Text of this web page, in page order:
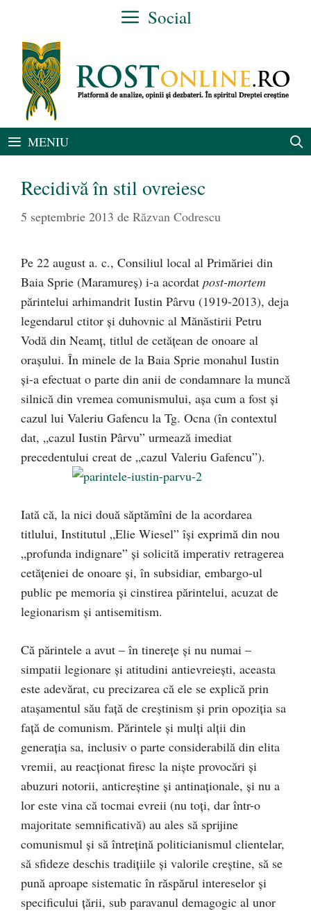
conținut
Social
MENIU
Recidivă în stil ovreiesc
5 septembrie 2013 de Răzvan Codrescu
Pe 22 august a. c., Consiliul local al Primăriei din
Baia Sprie (Maramureş) i-a acordat post-mortem
părintelui arhimandrit Iustin Pârvu (1919-2013), deja
legendarul ctitor şi duhovnic al Mănăstirii Petru
Vodă din Neamţ, titlul de cetăţean de onoare al
oraşului. În minele de la Baia Sprie monahul Iustin
şi-a efectuat o parte din anii de condamnare la muncă
silnică din vremea comunismului, aşa cum a fost şi
cazul lui Valeriu Gafencu la Tg. Ocna (în contextul
dat, „cazul Iustin Pârvu” urmează imediat
precedentului creat de „cazul Valeriu Gafencu”).
Iată că, la nici două săptămîni de la acordarea
titlului, Institutul „Elie Wiesel” îşi exprimă din nou
„profunda indignare” şi solicită imperativ retragerea
cetăţeniei de onoare şi, în subsidiar, embargo-ul
public pe memoria şi cinstirea părintelui, acuzat de
legionarism şi antisemitism.
Că părintele a avut – în tinereţe şi nu numai –
simpatii legionare şi atitudini antievreieşti, aceasta
este adevărat, cu precizarea că ele se explică prin
ataşamentul său faţă de creştinism şi prin opoziţia sa
faţă de comunism. Părintele şi mulţi alţii din
generaţia sa, inclusiv o parte considerabilă din elita
vremii, au reacţionat firesc la nişte provocări şi
abuzuri notorii, anticreştine şi antinaţionale, şi nu a
lor este vina că tocmai evreii (nu toţi, dar într-o
majoritate semnificativă) au ales să sprijine
comunismul şi să întreţină politicianismul clientelar,
să sfideze deschis tradiţiile şi valorile creştine, să se
pună aproape sistematic în răspărul intereselor şi
specificului ţării, sub paravanul demagogic al unor